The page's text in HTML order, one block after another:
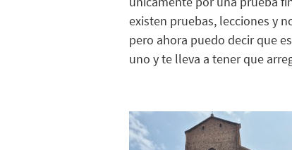
existen pruebas, lecciones y
pero ahora puedo decir que
uno y te lleva atener que